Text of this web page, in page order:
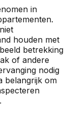
in
houden met
betrekking
of andere
nodig
belangrijk om